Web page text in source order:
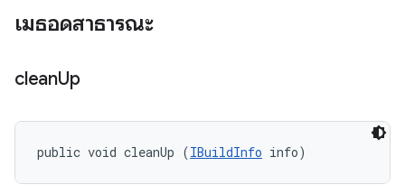
เมธอดสาธารณะ
cleanUp
public void cleanUp (IBuildInfo info)